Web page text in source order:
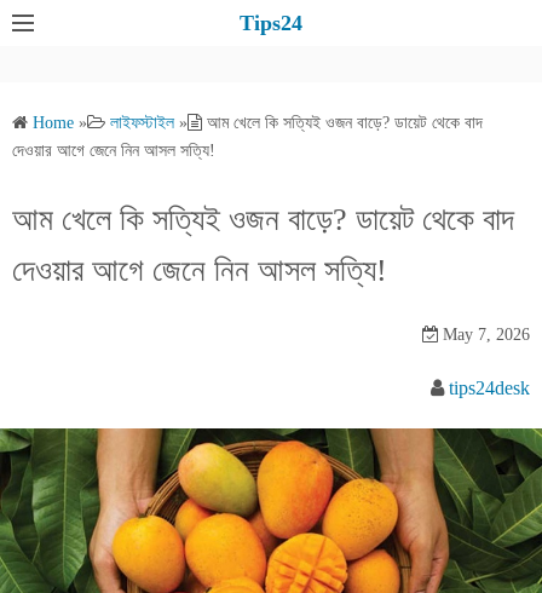
Tips24
Home » লাইফস্টাইল »
আম খেলে কি সত্যিই ওজন বাড়ে? ডায়েট থেকে বাদ
দেওয়ার আগে জেনে নিন আসল সত্যি!
আম খেলে কি সত্যিই ওজন বাড়ে? ডায়েট থেকে বাদ
দেওয়ার আগে জেনে নিন আসল সত্যি!
May 7, 2026
tips24desk